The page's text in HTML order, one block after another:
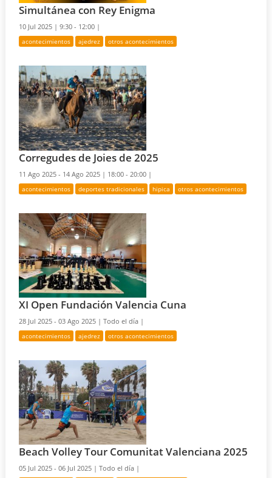
Simultánea con Rey Enigma
10 Jul 2025 |9:30 - 12:00 |
acontecimientos ajedrez otros acontecimientos
Corregudes de Joies de 2025
11 Ago 2025 - 14 Ago 2025 | 18:00 - 20:00 |
acontecimientos deportes tradicionales hipica otros acontecimientos
XI Open Fundación Valencia Cuna
28 Jul 2025 - 03 Ago 2025 |Todo el día |
acontecimientos ajedrez otros acontecimientos
Beach Volley Tour Comunitat Valenciana 2025
05 Jul 2025 - 06 Jul 2025 |Todo el día |